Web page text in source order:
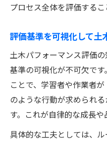
プロセス全体を評価するこ
評価基準を可視化して土
土木パフォーマンス評価
基準の可視化が不可欠で
ことで、学習者や作業者
のような行動が求められ
す。これが自律的な成長や
具体的な工夫としては、